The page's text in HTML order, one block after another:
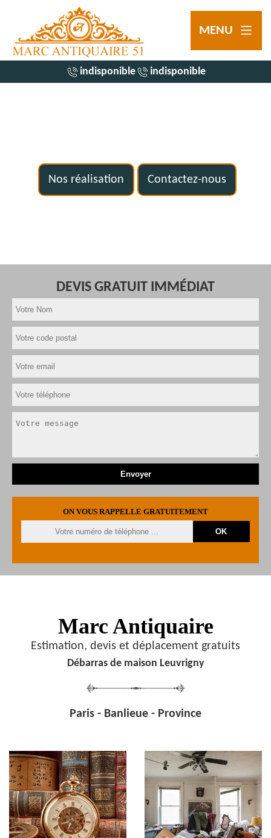
MENU
indisponible indisponible
Nos réalisation Contactez-nous
DEVIS GRATUIT IMMÉDIAT
ON VOUS RAPPELLE GRATUITEMENT
Marc Antiquaire
Estimation, devis et déplacement gratuits
Débarras de maison Leuvrigny
Paris - Banlieue - Province